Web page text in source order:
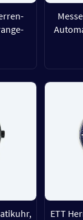
ETT